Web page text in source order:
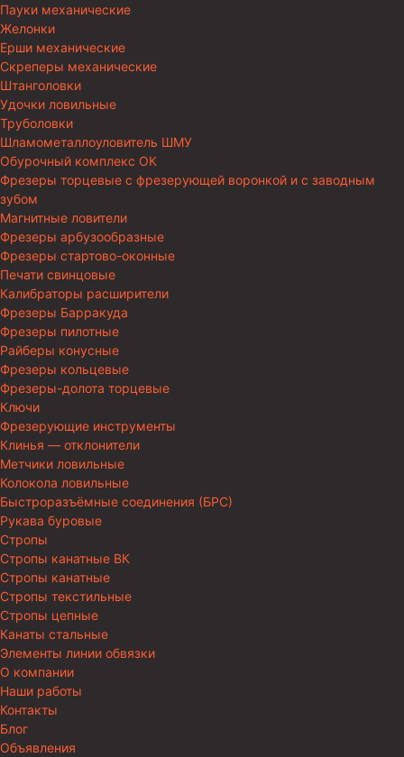
Пауки механические
Желонки
Ерши механические
Скреперы механические
Штанголовки
Удочки ловильные
Труболовки
Шламометаллоуловитель ШМУ
Обурочный комплекс ОК
Фрезеры торцевые с фрезерующей воронкой и с заводным
зубом
Магнитные ловители
Фрезеры арбузообразные
Фрезеры стартово-оконные
Печати свинцовые
Калибраторы расширители
Фрезеры Барракуда
Фрезеры пилотные
Райберы конусные
Фрезеры кольцевые
Фрезеры-долота торцевые
Ключи
Фрезерующие инструменты
Клинья — отклонители
Метчики ловильные
Колокола ловильные
Быстроразъёмные соединения (БРС)
Рукава буровые
Стропы
Стропы канатные ВК
Стропы канатные
Стропы текстильные
Стропы цепные
Канаты стальные
Элементы линии обвязки
О компании
Наши работы
Контакты
Блог
Объявления